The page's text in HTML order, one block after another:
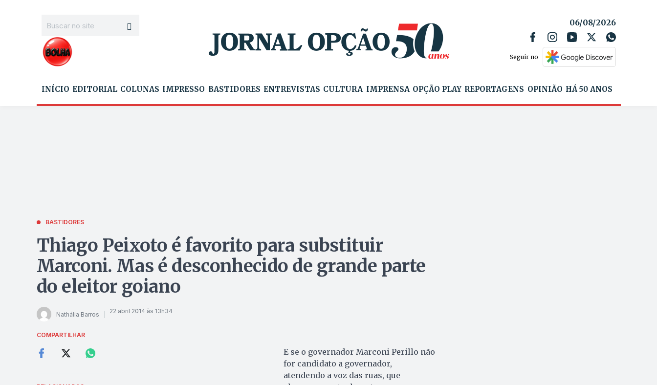
06/08/2026
Seguir no
INÍCIO EDITORIAL COLUNAS IMPRESSO BASTIDORES ENTREVISTAS CULTURA IMPRENSA OPÇÃO PLAY REPORTAGENS OPINIÃO HÁ 50 ANOS
BASTIDORES
Thiago Peixoto é favorito para substituir
Marconi. Mas é desconhecido de grande parte
do eleitor goiano
Nathália Barros 22 abril 2014 às 13h34
COMPARTILHAR
E se o governador Marconi Perillo não
for candidato a governador,
atendendo a voz das ruas, que